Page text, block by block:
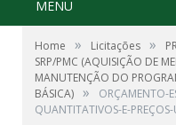
MENU
Home » Licitações »
SRP/PMC (AQUISIÇÃO DE
MANUTENÇÃO DO
BÁSICA) »
ORÇAMENTO-
QUANTITATIVOS-E-